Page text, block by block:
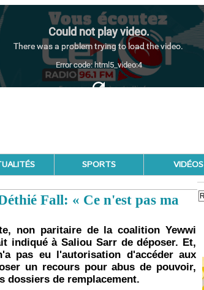
SPORTS VIDÉOS
Fall: « Ce n'est pas ma
non paritaire de la coalition Yewwi
indiqué à Saliou Sarr de déposer. Et,
pas eu l'autorisation d'accéder aux
un recours pour abus de pouvoir,
dossiers de remplacement.